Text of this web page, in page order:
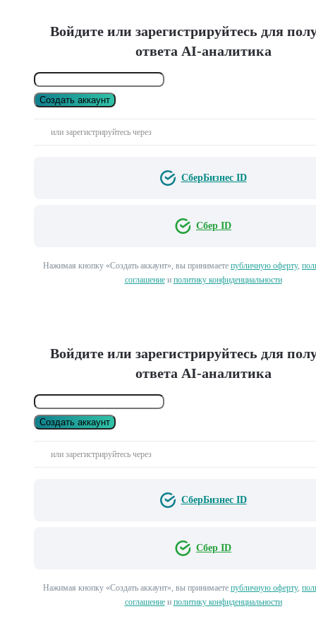
Войдите или зарегистрируйтесь для
ответа AI-аналитика
Создать аккаунт
или зарегистрируйтесь через
СберБизнес ID
Сбер ID
Нажимая кнопку «Создать аккаунт», вы принимаете публичную оферту,
соглашениеи политику конфиденциальности
Войдите или зарегистрируйтесь для
ответа AI-аналитика
Создать аккаунт
или зарегистрируйтесь через
СберБизнес ID
Сбер ID
Нажимая кнопку «Создать аккаунт», вы принимаете публичную оферту,
соглашениеи политику конфиденциальности